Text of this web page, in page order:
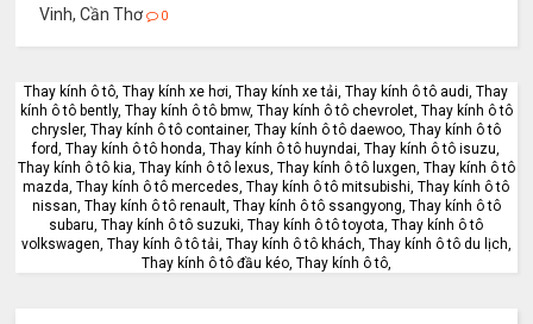
Vinh, Cần Thơ
0
Thay kính ô tô, Thay kính xe hơi, Thay kính xe tải, Thay kính ô tô audi, Thay
kính ô tô bently, Thay kính ô tô bmw, Thay kính ô tô chevrolet, Thay kính ô tô
chrysler, Thay kính ô tô container, Thay kính ô tô daewoo, Thay kính ô tô
ford, Thay kính ô tô honda, Thay kính ô tô huyndai, Thay kính ô tô isuzu,
Thay kính ô tô kia, Thay kính ô tô lexus, Thay kính ô tô luxgen, Thay kính ô tô
mazda, Thay kính ô tô mercedes, Thay kính ô tô mitsubishi, Thay kính ô tô
nissan, Thay kính ô tô renault, Thay kính ô tô ssangyong, Thay kính ô tô
subaru, Thay kính ô tô suzuki, Thay kính ô tô toyota, Thay kính ô tô
volkswagen, Thay kính ô tô tải, Thay kính ô tô khách, Thay kính ô tô du lịch,
Thay kính ô tô đầu kéo, Thay kính ô tô,